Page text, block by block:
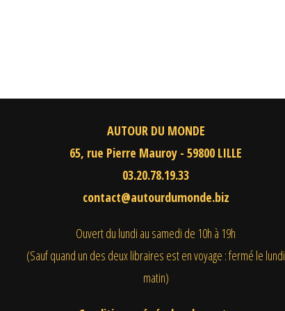
AUTOUR DU MONDE
65, rue Pierre Mauroy - 59800 LILLE
03.20.78.19.33
contact@autourdumonde.biz
Ouvert du lundi au samedi de 10h à 19h
(Sauf quand un des deux libraires est en voyage : fermé le lundi
matin)